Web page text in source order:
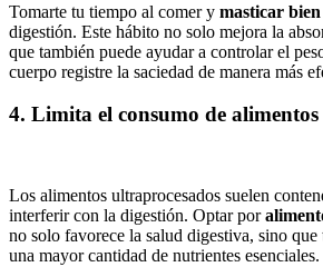
Tomarte tu tiempo al comer y masticar bien
digestión. Este hábito no solo mejora la
que también puede ayudar a controlar el
cuerpo registre la saciedad de manera más
4. Limita el consumo de alimentos
Los alimentos ultraprocesados suelen
interferir con la digestión. Optar por
no solo favorece la salud digestiva, sino
una mayor cantidad de nutrientes esenciales.